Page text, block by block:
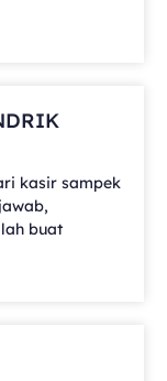
kasir sampek
buat